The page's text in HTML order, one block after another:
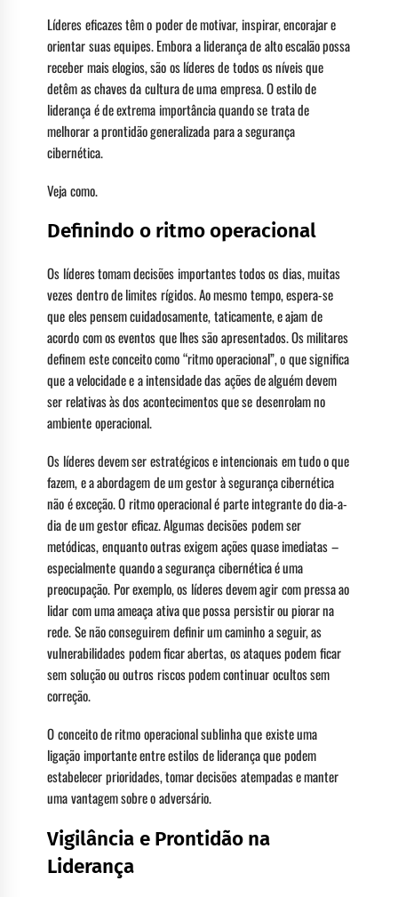
Líderes eficazes têm o poder de motivar, inspirar, encorajar e
orientar suas equipes. Embora a liderança de alto escalão possa
receber mais elogios, são os líderes de todos os níveis que
detêm as chaves da cultura de uma empresa. O estilo de
liderança é de extrema importância quando se trata de
melhorar a prontidão generalizada para a segurança
cibernética.
Veja como.
Definindo o ritmo operacional
Os líderes tomam decisões importantes todos os dias, muitas
vezes dentro de limites rígidos. Ao mesmo tempo, espera-se
que eles pensem cuidadosamente, taticamente, e ajam de
acordo com os eventos que lhes são apresentados. Os militares
definem este conceito como “ritmo operacional”, o que significa
que a velocidade e a intensidade das ações de alguém devem
ser relativas às dos acontecimentos que se desenrolam no
ambiente operacional.
Os líderes devem ser estratégicos e intencionais em tudo o que
fazem, e a abordagem de um gestor à segurança cibernética
não é exceção. O ritmo operacional é parte integrante do dia-a-
dia de um gestor eficaz. Algumas decisões podem ser
metódicas, enquanto outras exigem ações quase imediatas –
especialmente quando a segurança cibernética é uma
preocupação. Por exemplo, os líderes devem agir com pressa ao
lidar com uma ameaça ativa que possa persistir ou piorar na
rede. Se não conseguirem definir um caminho a seguir, as
vulnerabilidades podem ficar abertas, os ataques podem ficar
sem solução ou outros riscos podem continuar ocultos sem
correção.
O conceito de ritmo operacional sublinha que existe uma
ligação importante entre estilos de liderança que podem
estabelecer prioridades, tomar decisões atempadas e manter
uma vantagem sobre o adversário.
Vigilância e Prontidão na
Liderança